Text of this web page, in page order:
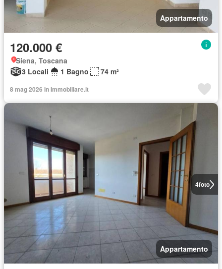
Appartamento
120.000 €
Siena, Toscana
3 Locali
1 Bagno 74 m²
8 mag 2026 in Immobiliare.it
4foto
Appartamento